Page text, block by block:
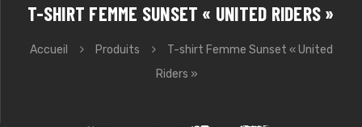
T-SHIRT FEMME SUNSET « UNITED RIDERS »
Accueil Produits
T-shirt Femme Sunset « United
Riders »